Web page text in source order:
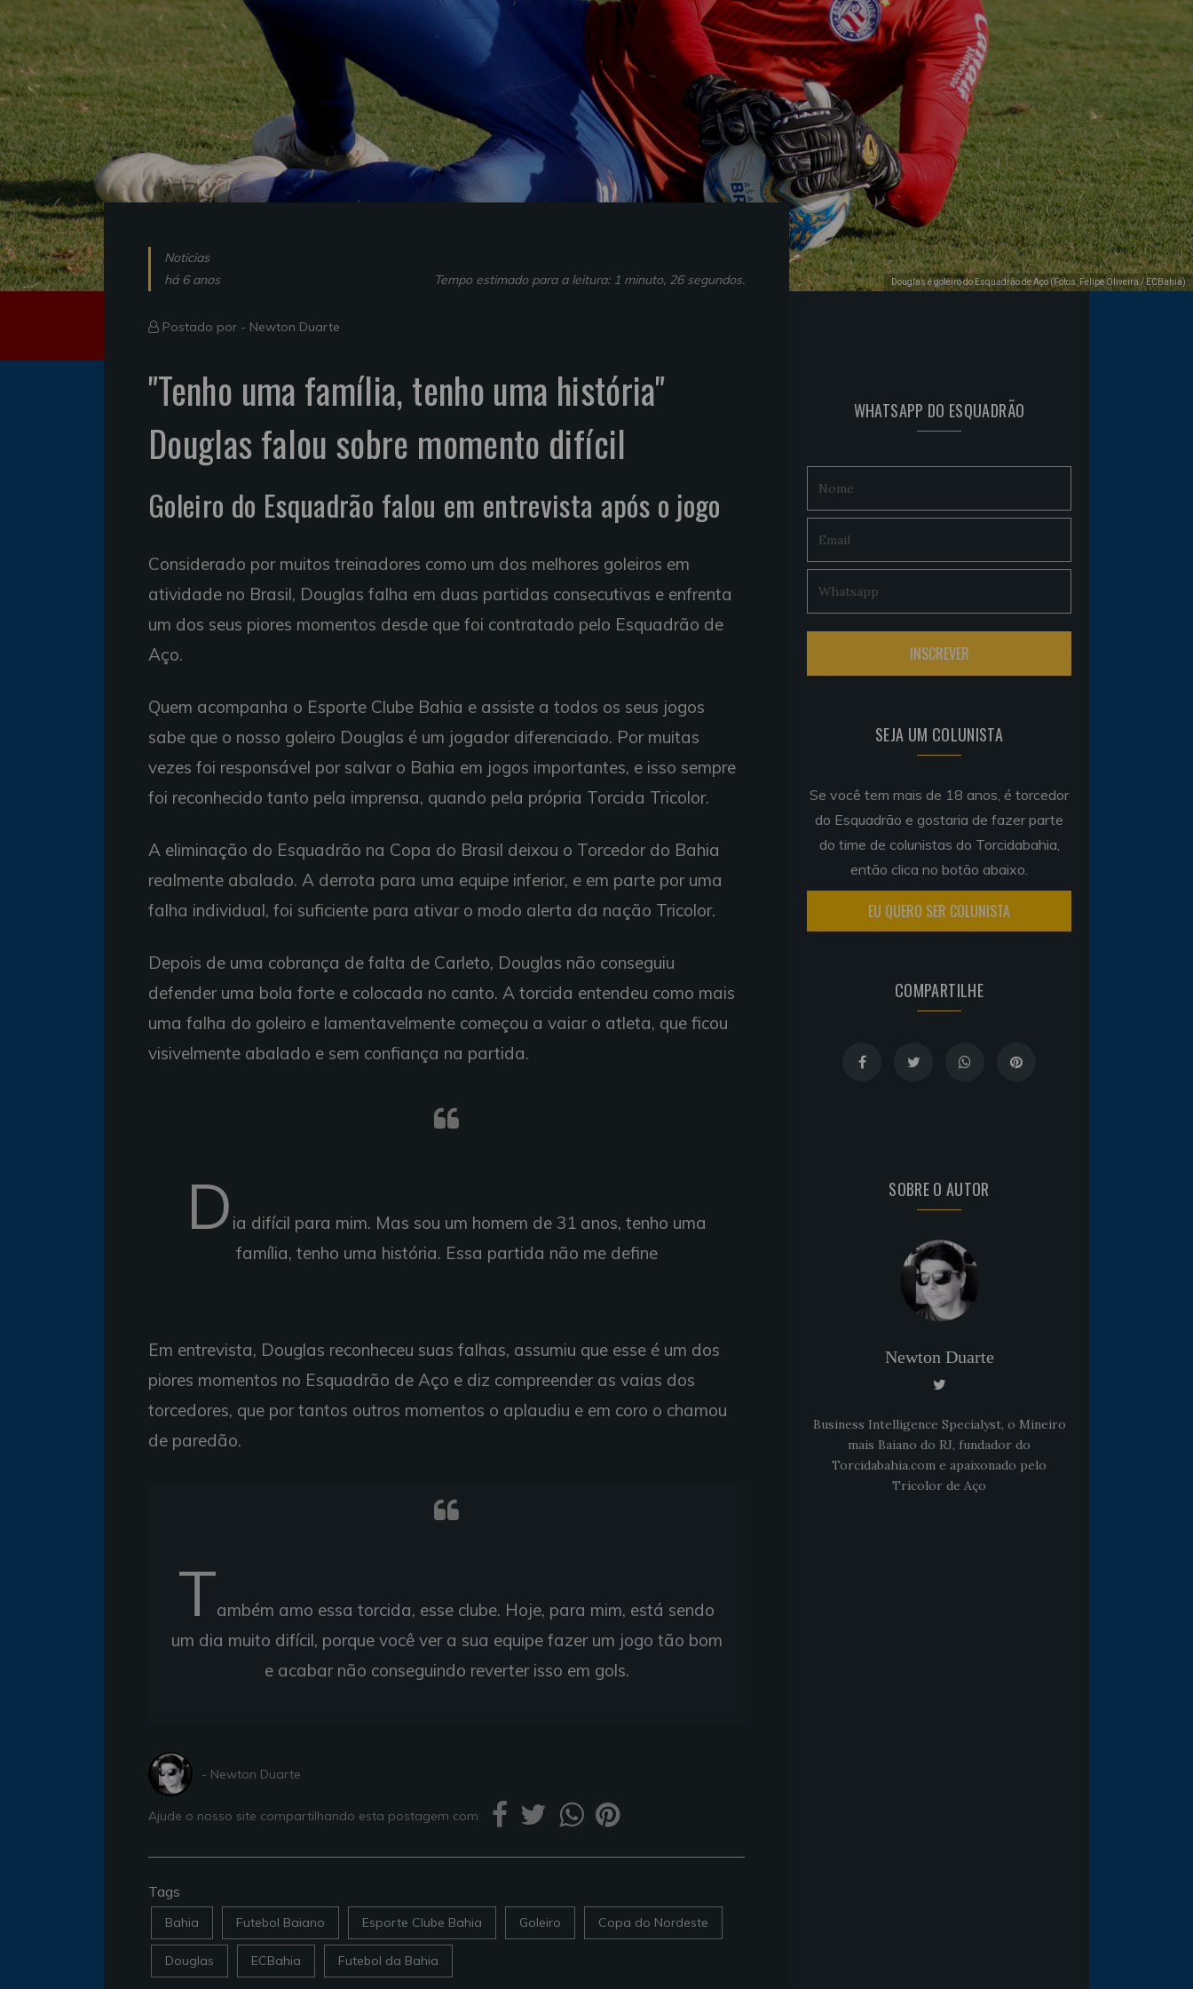
Douglas é goleiro do Esquadrão de Aço (Fotos: Felipe Oliveira / ECBahia)
Noticias
há 6 anos
Tempo estimado para a leitura: 1 minuto, 26 segundos.
Postado por - Newton Duarte
"Tenho uma família, tenho uma história"
Douglas falou sobre momento difícil
Goleiro do Esquadrão falou em entrevista após o jogo
Considerado por muitos treinadores como um dos melhores goleiros em
atividade no Brasil, Douglas falha em duas partidas consecutivas e enfrenta
um dos seus piores momentos desde que foi contratado pelo Esquadrão de
Aço.
Quem acompanha o Esporte Clube Bahia e assiste a todos os seus jogos
sabe que o nosso goleiro Douglas é um jogador diferenciado. Por muitas
vezes foi responsável por salvar o Bahia em jogos importantes, e isso sempre
foi reconhecido tanto pela imprensa, quando pela própria Torcida Tricolor.
A eliminação do Esquadrão na Copa do Brasil deixou o Torcedor do Bahia
realmente abalado. A derrota para uma equipe inferior, e em parte por uma
falha individual, foi suficiente para ativar o modo alerta da nação Tricolor.
Depois de uma cobrança de falta de Carleto, Douglas não conseguiu
defender uma bola forte e colocada no canto. A torcida entendeu como mais
uma falha do goleiro e lamentavelmente começou a vaiar o atleta, que ficou
visivelmente abalado e sem confiança na partida.
D ia difícil para mim. Mas sou um homem de 31 anos, tenho uma
família, tenho uma história. Essa partida não me define
Em entrevista, Douglas reconheceu suas falhas, assumiu que esse é um dos
piores momentos no Esquadrão de Aço e diz compreender as vaias dos
torcedores, que por tantos outros momentos o aplaudiu e em coro o chamou
de paredão.
Também amo essa torcida, esse clube. Hoje, para mim, está sendo
um dia muito difícil, porque você ver a sua equipe fazer um jogo tão bom
e acabar não conseguindo reverter isso em gols.
- Newton Duarte
Ajude o nosso site compartilhando esta postagem com
Tags
Bahia Futebol Baiano Esporte Clube Bahia Goleiro Copa do Nordeste
Douglas ECBahia Futebol da Bahia
WHATSAPP DO ESQUADRÃO
SEJA UM COLUNISTA
Se você tem mais de 18 anos, é torcedor
do Esquadrão e gostaria de fazer parte
do time de colunistas do Torcidabahia,
então clica no botão abaixo.
EU QUERO SER COLUNISTA
COMPARTILHE
SOBRE O AUTOR
Newton Duarte
Business Intelligence Specialyst, o Mineiro
mais Baiano do RJ, fundador do
Torcidabahia.com e apaixonado pelo
Tricolor de Aço